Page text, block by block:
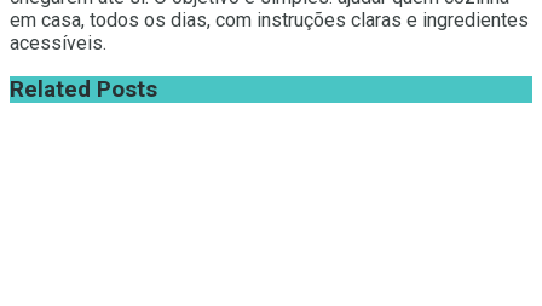
em casa, todos os dias, com instruções claras e ingredientes
acessíveis.
Related Posts